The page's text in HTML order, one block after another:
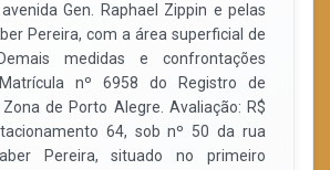
Gen. Raphael Zippin e pelas
Pereira, com a área superficial de
medidas e confrontações
nº 6958 do Registro de
Zona de Porto Alegre. Avaliação: R$
64, sob nº 50 da rua
Pereira, situado no primeiro